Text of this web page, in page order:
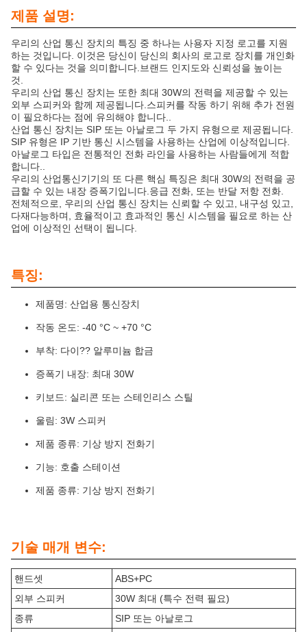
제품 설명:
우리의 산업 통신 장치의 특징 중 하나는 사용자 지정 로고를 지원
하는 것입니다. 이것은 당신이 당신의 회사의 로고로 장치를 개인화
할 수 있다는 것을 의미합니다.브랜드 인지도와 신뢰성을 높이는
것.
우리의 산업 통신 장치는 또한 최대 30W의 전력을 제공할 수 있는
외부 스피커와 함께 제공됩니다.스피커를 작동 하기 위해 추가 전원
이 필요하다는 점에 유의해야 합니다..
산업 통신 장치는 SIP 또는 아날로그 두 가지 유형으로 제공됩니다.
SIP 유형은 IP 기반 통신 시스템을 사용하는 산업에 이상적입니다.
아날로그 타입은 전통적인 전화 라인을 사용하는 사람들에게 적합
합니다..
우리의 산업통신기기의 또 다른 핵심 특징은 최대 30W의 전력을 공
급할 수 있는 내장 증폭기입니다.응급 전화, 또는 반달 저항 전화.
전체적으로, 우리의 산업 통신 장치는 신뢰할 수 있고, 내구성 있고,
다재다능하며, 효율적이고 효과적인 통신 시스템을 필요로 하는 산
업에 이상적인 선택이 됩니다.
특징:
제품명: 산업용 통신장치
작동 온도: -40 °C ~ +70 °C
부착: 다이?? 알루미늄 합금
증폭기 내장: 최대 30W
키보드: 실리콘 또는 스테인리스 스틸
울림: 3W 스피커
제품 종류: 기상 방지 전화기
기능: 호출 스테이션
제품 종류: 기상 방지 전화기
기술 매개 변수:
핸드셋
ABS+PC
외부 스피커
30W 최대 (특수 전력 필요)
종류
SIP 또는 아날로그